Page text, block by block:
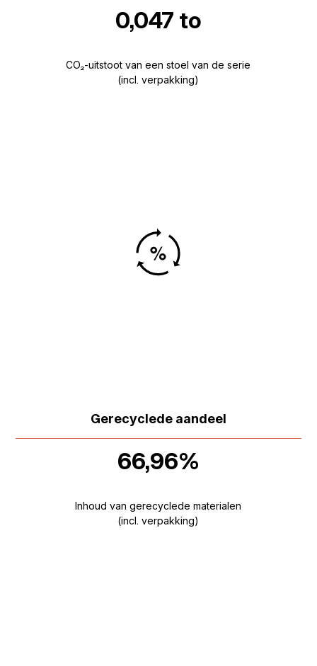
0,047 to
CO₂-uitstoot van een stoel van de serie
(incl. verpakking)
Gerecyclede aandeel
66,96%
Inhoud van gerecyclede materialen
(incl. verpakking)